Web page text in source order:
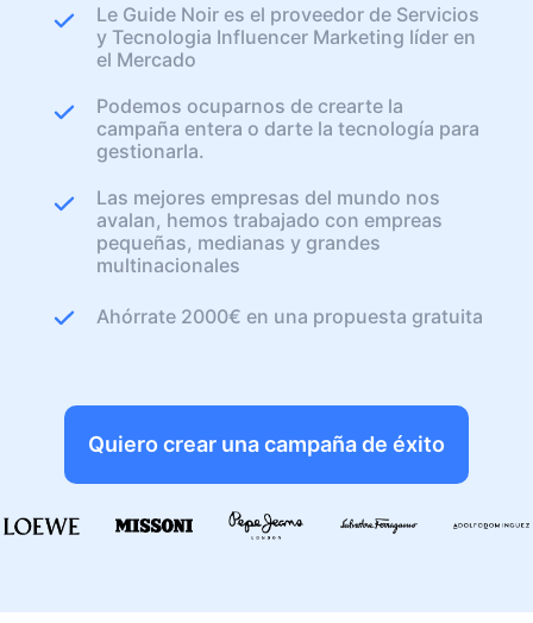
Le Guide Noir es el proveedor de Servicios
y Tecnologia Influencer Marketing líder en
el Mercado
Podemos ocuparnos de crearte la
campaña entera o darte la tecnología para
gestionarla.
Las mejores empresas del mundo nos
avalan, hemos trabajado con empreas
pequeñas, medianas y grandes
multinacionales
Ahórrate 2000€ en una propuesta gratuita
Quiero crear una campaña de éxito